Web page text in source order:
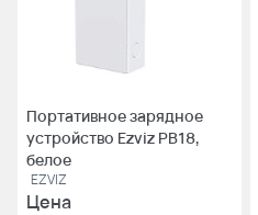
Портативное зарядное
устройство Ezviz PB18,
белое
EZVIZ
Цена